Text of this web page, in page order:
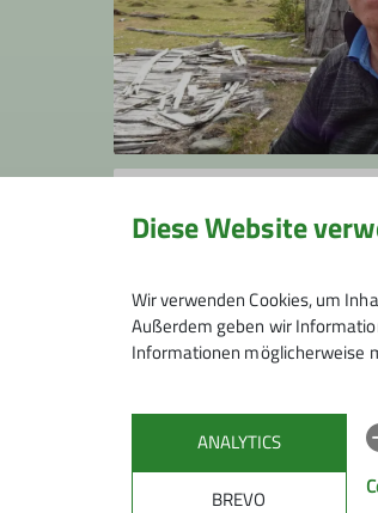
Walter Hauenstein
wahau@gmx.de
Diese Website
Wir verwenden Cookies, um
Außerdem geben wir
Informationen möglicherweise
ANALYTICS
BREVO